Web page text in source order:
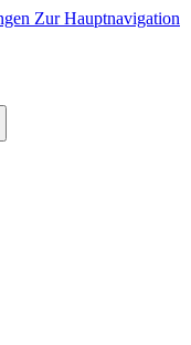
Zur Hauptnavigation